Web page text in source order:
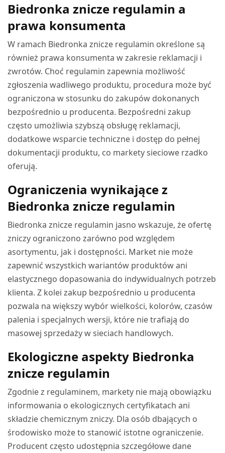
Biedronka znicze regulamin a
prawa konsumenta
W ramach Biedronka znicze regulamin określone są
również prawa konsumenta w zakresie reklamacji i
zwrotów. Choć regulamin zapewnia możliwość
zgłoszenia wadliwego produktu, procedura może być
ograniczona w stosunku do zakupów dokonanych
bezpośrednio u producenta. Bezpośredni zakup
często umożliwia szybszą obsługę reklamacji,
dodatkowe wsparcie techniczne i dostęp do pełnej
dokumentacji produktu, co markety sieciowe rzadko
oferują.
Ograniczenia wynikające z
Biedronka znicze regulamin
Biedronka znicze regulamin jasno wskazuje, że ofertę
zniczy ograniczono zarówno pod względem
asortymentu, jak i dostępności. Market nie może
zapewnić wszystkich wariantów produktów ani
elastycznego dopasowania do indywidualnych potrzeb
klienta. Z kolei zakup bezpośrednio u producenta
pozwala na większy wybór wielkości, kolorów, czasów
palenia i specjalnych wersji, które nie trafiają do
masowej sprzedaży w sieciach handlowych.
Ekologiczne aspekty Biedronka
znicze regulamin
Zgodnie z regulaminem, markety nie mają obowiązku
informowania o ekologicznych certyfikatach ani
składzie chemicznym zniczy. Dla osób dbających o
środowisko może to stanowić istotne ograniczenie.
Producent często udostępnia szczegółowe dane